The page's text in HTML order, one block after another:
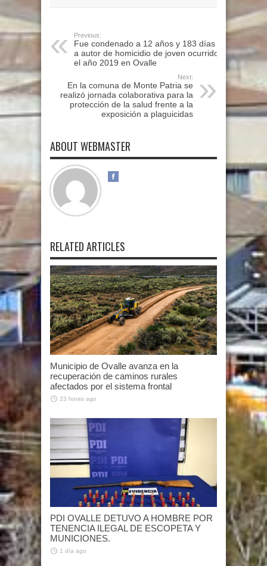
Previous:
Fue condenado a 12 años y 183 días
a autor de homicidio de joven ocurrido
el año 2019 en Ovalle
Next:
En la comuna de Monte Patria se
realizó jornada colaborativa para la
protección de la salud frente a la
exposición a plaguicidas
ABOUT WEBMASTER
RELATED ARTICLES
Municipio de Ovalle avanza en la
recuperación de caminos rurales
afectados por el sistema frontal
23 horas ago
PDI OVALLE DETUVO A HOMBRE POR
TENENCIA ILEGAL DE ESCOPETA Y
MUNICIONES.
1 día ago